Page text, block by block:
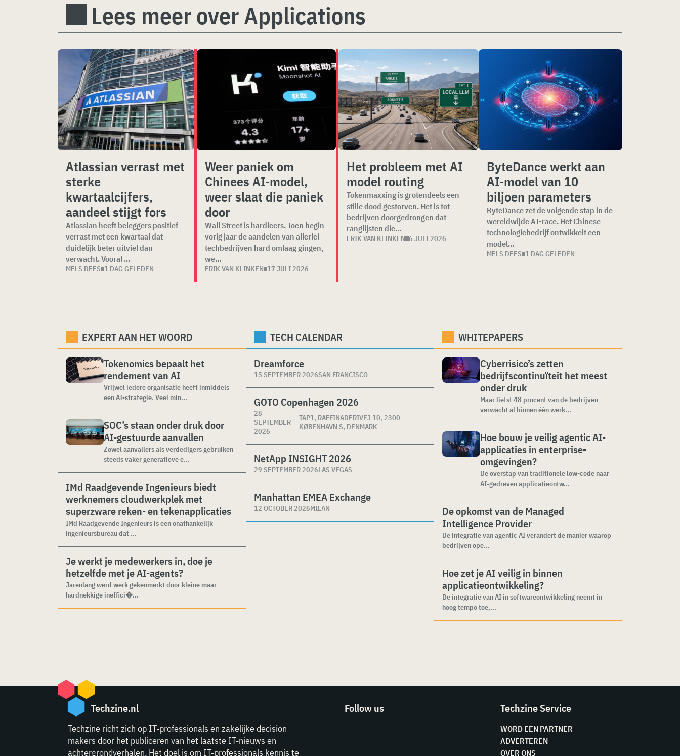
Lees meer over Applications
Atlassian verrast met
sterke
kwartaalcijfers,
aandeel stijgt fors
Atlassian heeft beleggers positief
verrast met een kwartaal dat
duidelijk beter uitviel dan
verwacht. Vooral ...
MELS DEES 1 DAG GELEDEN
Weer paniek om
Chinees AI-model,
weer slaat die paniek
door
Wall Street is hardleers. Toen begin
vorig jaar de aandelen van allerlei
techbedrijven hard omlaag gingen,
we...
ERIK VAN KLINKEN 17 JULI 2026
Het probleem met AI
model routing
Tokenmaxxing is grotendeels een
stille dood gestorven. Het is tot
bedrijven doorgedrongen dat
ranglijsten die...
ERIK VAN KLINKEN 6 JULI 2026
ByteDance werkt aan
AI-model van 10
biljoen parameters
ByteDance zet de volgende stap in de
wereldwijde AI-race. Het Chinese
technologiebedrijf ontwikkelt een
model...
MELS DEES 1 DAG GELEDEN
EXPERT AAN HET WOORD
Tokenomics bepaalt het
rendement van AI
Vrijwel iedere organisatie heeft inmiddels
een AI-strategie. Veel min...
SOC’s staan onder druk door
AI-gestuurde aanvallen
Zowel aanvallers als verdedigers gebruiken
steeds vaker generatieve e...
IMd Raadgevende Ingenieurs biedt
werknemers cloudwerkplek met
superzware reken- en tekenapplicaties
IMd Raadgevende Ingenieurs is een onafhankelijk
ingenieursbureau dat ...
Je werkt je medewerkers in, doe je
hetzelfde met je AI-agents?
Jarenlang werd werk gekenmerkt door kleine maar
hardnekkige ineffici�...
TECH CALENDAR
Dreamforce
15 SEPTEMBER 2026SAN FRANCISCO
GOTO Copenhagen 2026
28
SEPTEMBER
2026
TAP1, RAFFINADERIVEJ 10, 2300
KØBENHAVN S, DENMARK
NetApp INSIGHT 2026
29 SEPTEMBER 2026LAS VEGAS
Manhattan EMEA Exchange
12 OCTOBER 2026MILAN
WHITEPAPERS
Cyberrisico’s zetten
bedrijfscontinuïteit het meest
onder druk
Maar liefst 48 procent van de bedrijven
verwacht al binnen één werk...
Hoe bouw je veilig agentic AI-
applicaties in enterprise-
omgevingen?
De overstap van traditionele low-code naar
AI-gedreven applicatieontw...
De opkomst van de Managed
Intelligence Provider
De integratie van agentic AI verandert de manier waarop
bedrijven ope...
Hoe zet je AI veilig in binnen
applicatieontwikkeling?
De integratie van AI in softwareontwikkeling neemt in
hoog tempo toe,...
Techzine.nl
Techzine richt zich op IT-professionals en zakelijke decision
makers door het publiceren van het laatste IT-nieuws en
achtergrondverhalen. Het doel is om IT-professionals kennis te
Follow us Techzine Service
WORD EEN PARTNER
ADVERTEREN
OVER ONS